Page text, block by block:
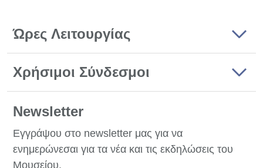
Ώρες Λειτουργίας
Χρήσιμοι Σύνδεσμοι
Newsletter
Εγγράψου στο newsletter μας για να
ενημερώνεσαι για τα νέα και τις εκδηλώσεις του
Μουσείου.